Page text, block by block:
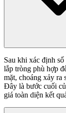
Sau khi xác định
lắp tròng phù hợp
mặt, choáng xảy ra
Đây là bước cuối
giá toàn diện kết